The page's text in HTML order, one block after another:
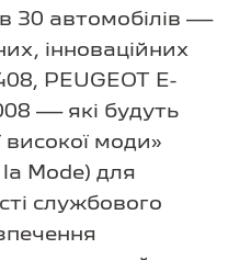
30 автомобілів —
інноваційних
PEUGEOT E-
— які будуть
високої моди»
Mode) для
службового